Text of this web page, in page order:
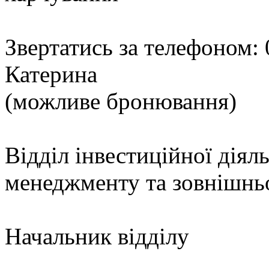
Звертатись за
Катерина
(можливе бронювання)
Відділ інвестиційної
менеджменту та
Начальник відділу